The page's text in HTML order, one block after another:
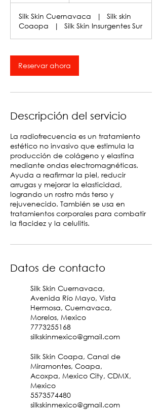
Silk Skin Cuernavaca |
Silk skin
Coaopa
| Silk Skin Insurgentes Sur
Reservar ahora
Descripción del servicio
La radiofrecuencia es un tratamiento
estético no invasivo que estimula la
producción de colágeno y elastina
mediante ondas electromagnéticas.
Ayuda a reafirmar la piel, reducir
arrugas y mejorar la elasticidad,
logrando un rostro más terso y
rejuvenecido. También se usa en
tratamientos corporales para combatir
la flacidez y la celulitis.
Datos de contacto
Silk Skin Cuernavaca,
Avenida Río Mayo, Vista
Hermosa, Cuernavaca,
Morelos, Mexico
7773255168
silkskinmexico@gmail.com
Silk Skin Coapa, Canal de
Miramontes, Coapa,
Acoxpa, Mexico City, CDMX,
Mexico
5573574480
silkskinmexico@gmail.com